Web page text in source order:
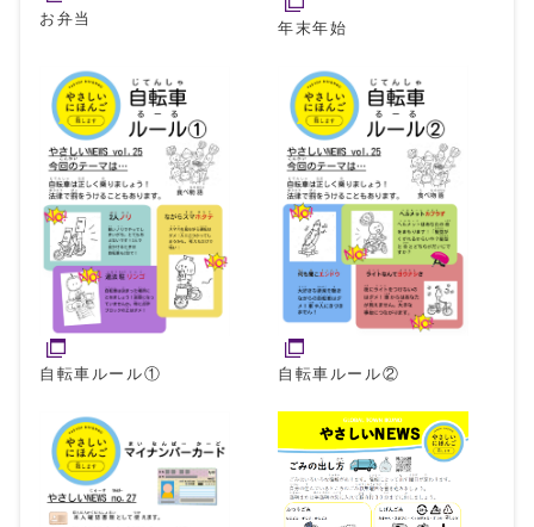
お弁当
年末年始
自転車ルール① 自転車ルール②